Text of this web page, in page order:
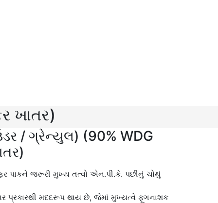
ખાતર)
/ ગ્રેન્યુલ) (90% WDG
પાકને જરૂરી મુખ્ય તત્વો એન.પી.કે. પછીનું ચોથું
પ્રકારથી મદદરૂપ થાય છે, જેમાં મુખ્યત્વે ફૂગનાશક